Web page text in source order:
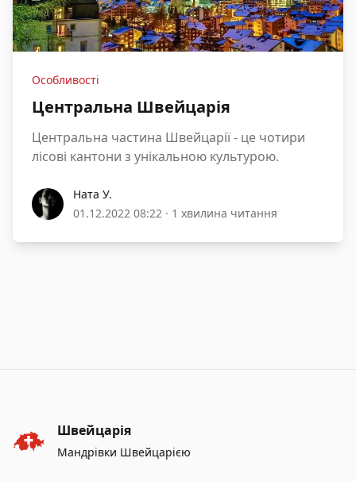
Особливості
Центральна Швейцарія
Центральна частина Швейцарії - це чотири
лісові кантони з унікальною культурою.
Ната У.Ната У.
01.12.2022 08:22 · 1 хвилина читання
Швейцарія
Мандрівки Швейцарією